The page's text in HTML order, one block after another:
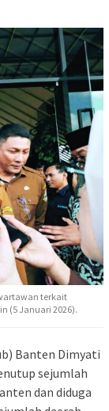
terkait
(5 Januari 2026).
Banten Dimyati
sejumlah
dan diduga